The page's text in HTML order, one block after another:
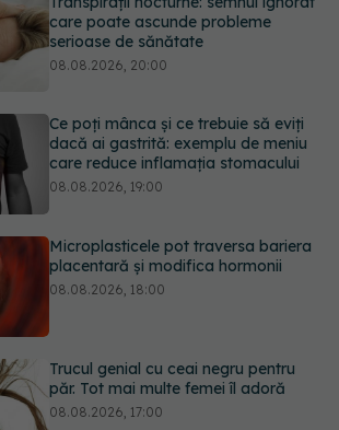
Ce poți mânca și ce trebuie să eviți
dacă ai gastrită: exemplu de meniu
care reduce inflamația stomacului
Microplasticele pot traversa bariera
placentară și modifica hormonii
08.08.2026, 18:00
Trucul genial cu ceai negru pentru
păr. Tot mai multe femei îl adoră
Simptomele infecției cu Helicobacter
pylori. Se poate trăi cu această
NE ȘI PE: